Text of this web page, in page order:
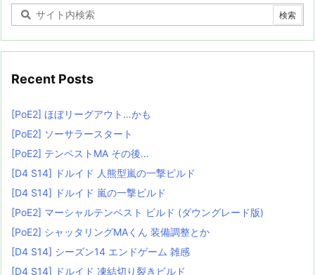
Recent Posts
[PoE2] ほぼリーグアウト…かも
[PoE2] ソーサラースタート
[PoE2] テンペストMA その後…
[D4 S14] ドルイド 人熊型嵐の一撃ビルド
[D4 S14] ドルイド 嵐の一撃ビルド
[PoE2] マーシャルテンペスト ビルド (ダウングレード版)
[PoE2] シャッタリングMAくん 装備調整とか
[D4 S14] シーズン14 エンドゲーム 雑感
[D4 S14] ドルイド 凍結切り裂きビルド